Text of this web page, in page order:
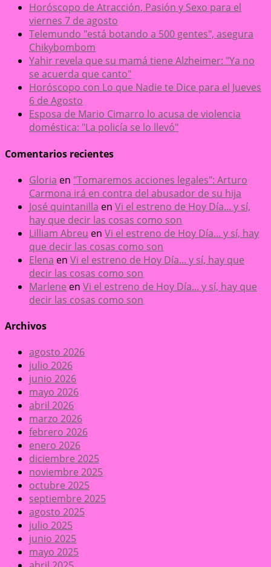
Horóscopo de Atracción, Pasión y Sexo para el
viernes 7 de agosto
Telemundo "está botando a 500 gentes", asegura
Chikybombom
Yahir revela que su mamá tiene Alzheimer: "Ya no
se acuerda que canto"
Horóscopo con Lo que Nadie te Dice para el Jueves
6 de Agosto
Esposa de Mario Cimarro lo acusa de violencia
doméstica: "La policía se lo llevó"
Comentarios recientes
Gloria en "Tomaremos acciones legales": Arturo
Carmona irá en contra del abusador de su hija
José quintanilla en Vi el estreno de Hoy Día... y sí,
hay que decir las cosas como son
Lilliam Abreu en Vi el estreno de Hoy Día... y sí, hay
que decir las cosas como son
Elena en Vi el estreno de Hoy Día... y sí, hay que
decir las cosas como son
Marlene en Vi el estreno de Hoy Día... y sí, hay que
decir las cosas como son
Archivos
agosto 2026
julio 2026
junio 2026
mayo 2026
abril 2026
marzo 2026
febrero 2026
enero 2026
diciembre 2025
noviembre 2025
octubre 2025
septiembre 2025
agosto 2025
julio 2025
junio 2025
mayo 2025